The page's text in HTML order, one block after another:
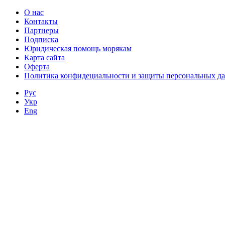
О нас
Контакты
Партнеры
Подписка
Юридическая помощь морякам
Карта сайта
Оферта
Политика конфидециальности и защиты персональных
Рус
Укр
Eng